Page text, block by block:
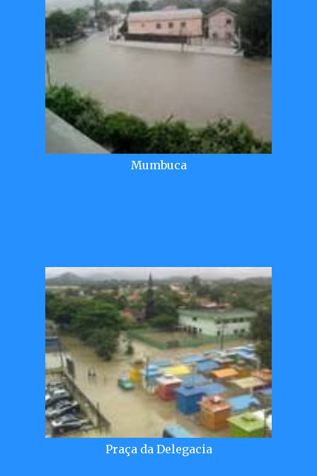
Mumbuca
Praça da Delegacia